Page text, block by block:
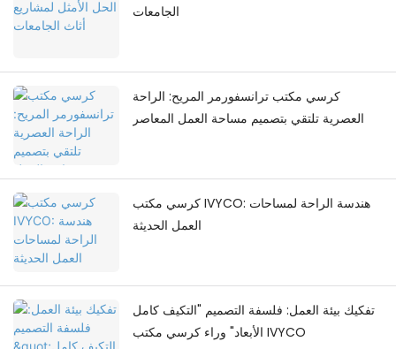
الجامعات
كرسي مكتب ترانسفورمر المريح: الراحة
العصرية تلتقي بتصميم مساحة العمل المعاصر
كرسي مكتب IVYCO: هندسة الراحة لمساحات
العمل الحديثة
تفكيك بيئة العمل: فلسفة التصميم "التكيف كامل
الأبعاد" وراء كرسي مكتب IVYCO